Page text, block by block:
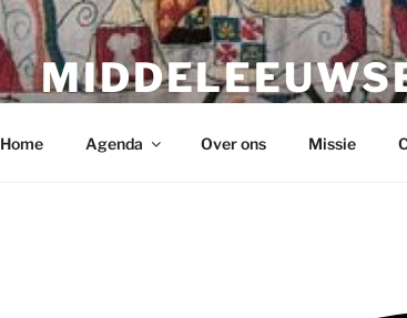
Home Agenda Over ons Missie